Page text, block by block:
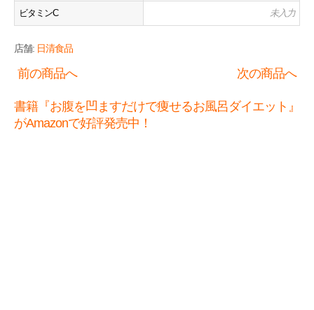
ビタミンC 未入力
店舗: 日清食品
前の商品へ 次の商品へ
書籍『お腹を凹ますだけで痩せるお風呂ダイエット』
がAmazonで好評発売中！